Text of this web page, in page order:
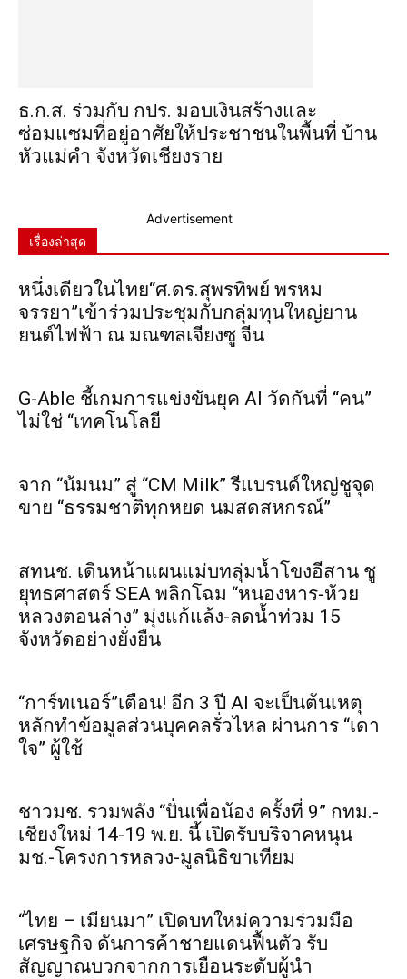
ธ.ก.ส. ร่วมกับ กปร. มอบเงินสร้างและ
ซ่อมแซมที่อยู่อาศัยให้ประชาชนในพื้นที่ บ้าน
หัวแม่คำ จังหวัดเชียงราย
Advertisement
เรื่องล่าสุด
หนึ่งเดียวในไทย“ศ.ดร.สุพรทิพย์ พรหม
จรรยา”เข้าร่วมประชุมกับกลุ่มทุนใหญ่ยาน
ยนต์ไฟฟ้า ณ มณฑลเจียงซู จีน
G-Able ชี้เกมการแข่งขันยุค AI วัดกันที่ “คน”
ไม่ใช่ “เทคโนโลยี
จาก “น้มนม” สู่ “CM Milk” รีแบรนด์ใหญ่ชูจุด
ขาย “ธรรมชาติทุกหยด นมสดสหกรณ์”
สทนช. เดินหน้าแผนแม่บทลุ่มน้ำโขงอีสาน ชู
ยุทธศาสตร์ SEA พลิกโฉม “หนองหาร-ห้วย
หลวงตอนล่าง” มุ่งแก้แล้ง-ลดน้ำท่วม 15
จังหวัดอย่างยั่งยืน
“การ์ทเนอร์”เตือน! อีก 3 ปี AI จะเป็นต้นเหตุ
หลักทำข้อมูลส่วนบุคคลรั่วไหล ผ่านการ “เดา
ใจ” ผู้ใช้
ชาวมช. รวมพลัง “ปั่นเพื่อน้อง ครั้งที่ 9” กทม.-
เชียงใหม่ 14-19 พ.ย. นี้ เปิดรับบริจาคหนุน
มช.-โครงการหลวง-มูลนิธิขาเทียม
“ไทย – เมียนมา” เปิดบทใหม่ความร่วมมือ
เศรษฐกิจ ดันการค้าชายแดนฟื้นตัว รับ
สัญญาณบวกจากการเยือนระดับผู้นำ